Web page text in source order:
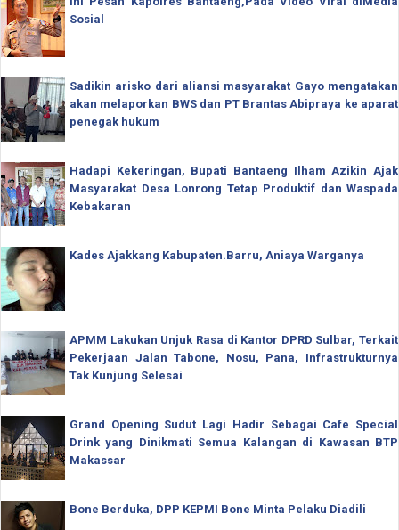
Sosial
Sadikin arisko dari aliansi masyarakat Gayo mengatakan
akan melaporkan BWS dan PT Brantas Abipraya ke aparat
penegak hukum
Hadapi Kekeringan, Bupati Bantaeng Ilham Azikin Ajak
Masyarakat Desa Lonrong Tetap Produktif dan Waspada
Kebakaran
Kades Ajakkang Kabupaten.Barru, Aniaya Warganya
APMM Lakukan Unjuk Rasa di Kantor DPRD Sulbar, Terkait
Pekerjaan Jalan Tabone, Nosu, Pana, Infrastrukturnya
Tak Kunjung Selesai
Grand Opening Sudut Lagi Hadir Sebagai Cafe Special
Drink yang Dinikmati Semua Kalangan di Kawasan BTP
Makassar
Bone Berduka, DPP KEPMI Bone Minta Pelaku Diadili